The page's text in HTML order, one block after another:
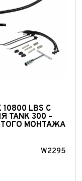
LBS С
300 –
МОНТАЖА
W2295